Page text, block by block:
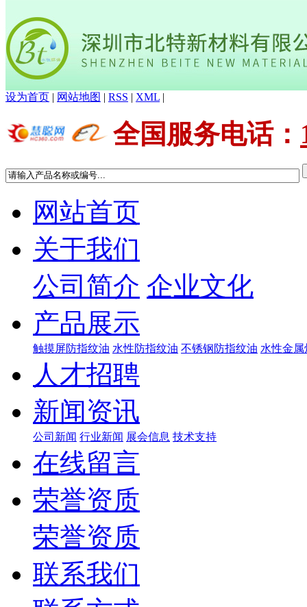
设为首页 | 网站地图 | RSS | XML |
全国服务电话：
网站首页
关于我们
公司简介 企业文化
产品展示
触摸屏防指纹油 水性防指纹油 不锈钢防指纹油 水性金属
人才招聘
新闻资讯
公司新闻 行业新闻 展会信息 技术支持
在线留言
荣誉资质
荣誉资质
联系我们